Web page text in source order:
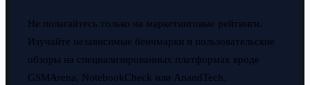
Не полагайтесь только на маркетинговые рейтинги.
Изучайте независимые бенчмарки и пользовательские
обзоры на специализированных платформах вроде
GSMArena, NotebookCheck или AnandTech.